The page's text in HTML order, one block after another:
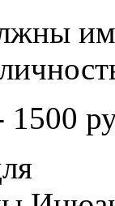
1500